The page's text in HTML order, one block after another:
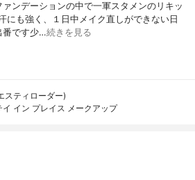
ンデーションの中で一軍スタメンのリキッ
にも強く、１日中メイク直しができない日
番です少…続きを見る
スティローダー)
イ イン プレイス メークアップ